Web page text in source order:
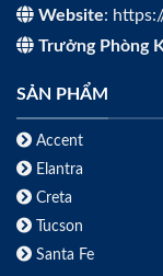
Website:
Trưởng Phòng
SẢN PHẨM
Accent
Elantra
Creta
Tucson
Santa Fe